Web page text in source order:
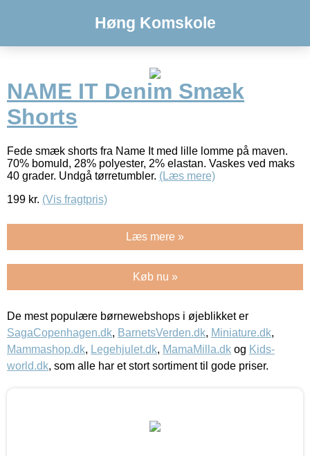
Høng Komskole
NAME IT Denim Smæk
Shorts
Fede smæk shorts fra Name It med lille lomme på maven.
70% bomuld, 28% polyester, 2% elastan. Vaskes ved maks
40 grader. Undgå tørretumbler. (Læs mere)
199 kr. (Vis fragtpris)
Læs mere »
Køb nu »
De mest populære børnewebshops i øjeblikket er
SagaCopenhagen.dk, BarnetsVerden.dk, Miniature.dk,
Mammashop.dk, Legehjulet.dk, MamaMilla.dk og Kids-
world.dk, som alle har et stort sortiment til gode priser.